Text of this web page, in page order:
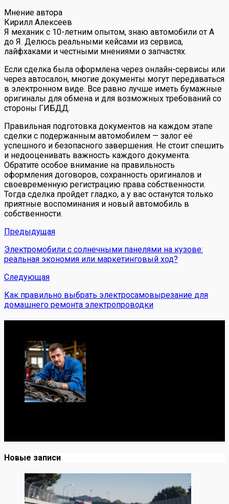
Мнение автора
Кирилл Алексеев
Я механик с 10-летним опытом, знаю автомобили от А
до Я. Делюсь реальными кейсами из сервиса,
лайфхаками и честными мнениями о запчастях.
Если сделка была оформлена через онлайн-сервисы или
через автосалон, многие документы могут передаваться
в электронном виде. Все равно лучше иметь бумажные
оригиналы для обмена и для возможных требований со
стороны ГИБДД.
Правильная подготовка документов на каждом этапе
сделки с подержанным автомобилем — залог её
успешного и безопасного завершения. Не стоит спешить
и недооценивать важность каждого документа.
Обратите особое внимание на правильность
оформления договоров, сохранность оригиналов и
своевременную регистрацию права собственности.
Тогда сделка пройдет гладко, а у вас останутся только
приятные воспоминания и новый автомобиль в
собственности.
Предыдущая
Электромобили с солнечными панелями на кузове:
реальная экономия или маркетинговый ход?
Следующая
Как правильно выбрать электросамовырезание для
домашнего ремонта электропроводки
Новые записи